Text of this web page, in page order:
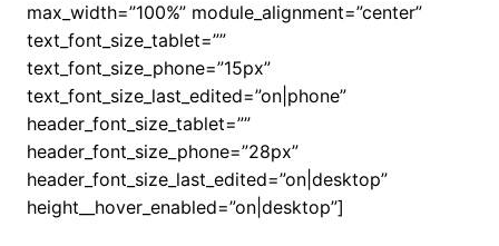
max_width=”100%” module_alignment=”center”
text_font_size_tablet=””
text_font_size_phone=”15px”
text_font_size_last_edited=”on|phone”
header_font_size_tablet=””
header_font_size_phone=”28px”
header_font_size_last_edited=”on|desktop”
height__hover_enabled=”on|desktop”]